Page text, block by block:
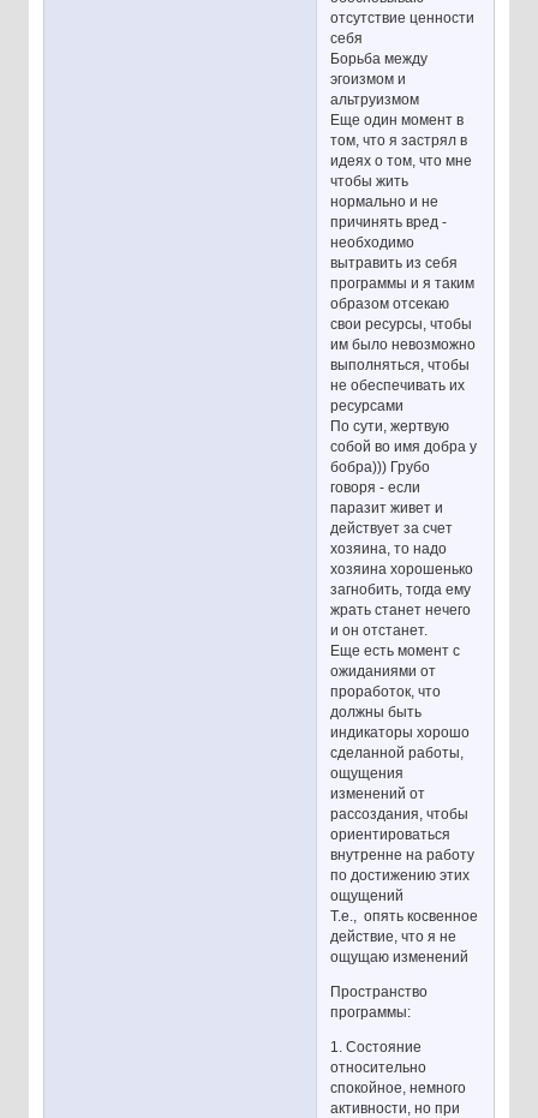
отсутствие ценности
себя
Борьба между
эгоизмом и
альтруизмом
Еще один момент в
том, что я застрял в
идеях о том, что мне
чтобы жить
нормально и не
причинять вред -
необходимо
вытравить из себя
программы и я таким
образом отсекаю
свои ресурсы, чтобы
им было невозможно
выполняться, чтобы
не обеспечивать их
ресурсами
По сути, жертвую
собой во имя добра у
бобра))) Грубо
говоря - если
паразит живет и
действует за счет
хозяина, то надо
хозяина хорошенько
загнобить, тогда ему
жрать станет нечего
и он отстанет.
Еще есть момент с
ожиданиями от
проработок, что
должны быть
индикаторы хорошо
сделанной работы,
ощущения
изменений от
рассоздания, чтобы
ориентироваться
внутренне на работу
по достижению этих
ощущений
Т.е., опять косвенное
действие, что я не
ощущаю изменений
Пространство
программы:
1. Состояние
относительно
спокойное, немного
активности, но при